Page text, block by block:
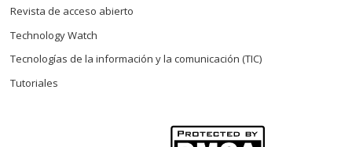
Revista de acceso abierto
Technology Watch
Tecnologías de la información y la comunicación (TIC)
Tutoriales